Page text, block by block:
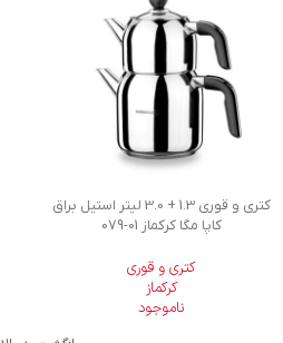
کتری و قوری 1.3 + 3.0 لیتر استیل براق
کاپا مگا کرکماز 079-01
کتری و قوری
کرکماز
ناموجود